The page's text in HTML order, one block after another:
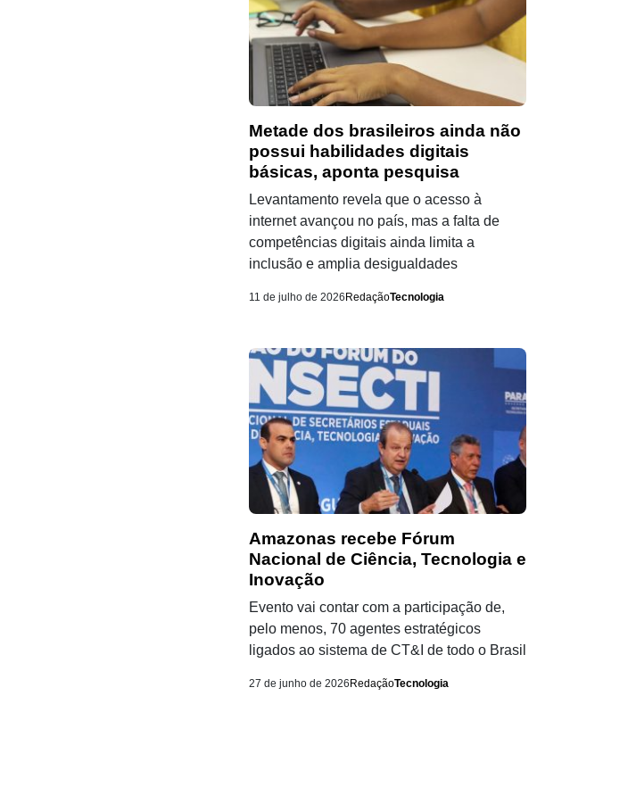
Metade dos brasileiros ainda não
possui habilidades digitais
básicas, aponta pesquisa
Levantamento revela que o acesso à
internet avançou no país, mas a falta de
competências digitais ainda limita a
inclusão e amplia desigualdades
11 de julho de 2026 RedaçãoTecnologia
Amazonas recebe Fórum
Nacional de Ciência, Tecnologia e
Inovação
Evento vai contar com a participação de,
pelo menos, 70 agentes estratégicos
ligados ao sistema de CT&I de todo o Brasil
27 de junho de 2026 RedaçãoTecnologia